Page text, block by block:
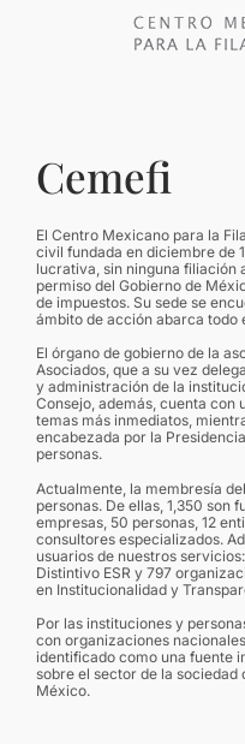
Cemefi
El Centro Mexicano para la
civil fundada en diciembre de
lucrativa, sin ninguna filiación
permiso del Gobierno de
de impuestos. Su sede se
ámbito de acción abarca todo
El órgano de gobierno de la
Asociados, que a su vez
y administración de la
Consejo, además, cuenta con
temas más inmediatos,
encabezada por la
personas.
Actualmente, la membresía
personas. De ellas, 1,350 son
empresas, 50 personas, 12
consultores especializados.
usuarios de nuestros
Distintivo ESR y 797
en Institucionalidad y
Por las instituciones y
con organizaciones
identificado como una fuente
sobre el sector de la
México.